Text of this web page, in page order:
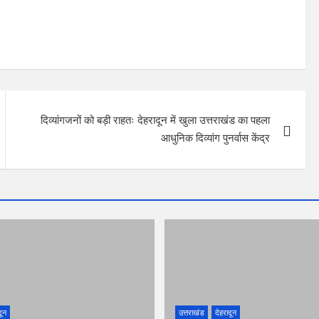
दिव्यांगजनों को बड़ी राहतः देहरादून में खुला उत्तराखंड का पहला
आधुनिक दिव्यांग पुनर्वास केंद्र
उत्तराखंड देहरादून